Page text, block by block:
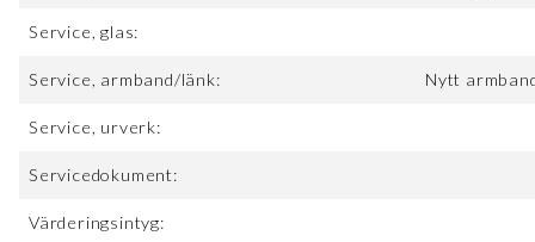
Service, glas:
Service, armband/länk: Nytt
Service, urverk:
Servicedokument:
Värderingsintyg: